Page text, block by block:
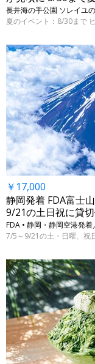
￥17,000
静岡発着 FDA富士
9/21の土日祝に貸
FDA • 静岡・静岡空港発